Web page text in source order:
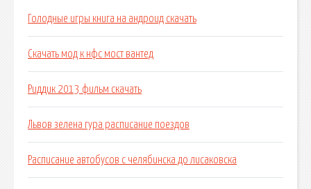
Голодные игры книга на андроид скачать
Скачать мод к нфс мост вантед
Риддик 2013 фильм скачать
Львов зелена гура расписание поездов
Расписание автобусов с челябинска до лисаковска